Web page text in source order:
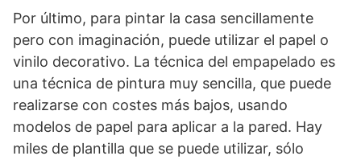
Por último, para pintar la casa sencillamente
pero con imaginación, puede utilizar el papel o
vinilo decorativo. La técnica del empapelado es
una técnica de pintura muy sencilla, que puede
realizarse con costes más bajos, usando
modelos de papel para aplicar a la pared. Hay
miles de plantilla que se puede utilizar, sólo